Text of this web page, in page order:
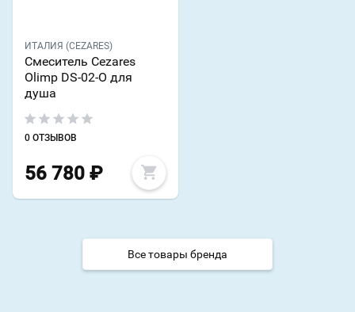
ИТАЛИЯ (CEZARES)
Смеситель Cezares
Olimp DS-02-O для
душа
0 ОТЗЫВОВ
56 780 ₽
Все товары бренда